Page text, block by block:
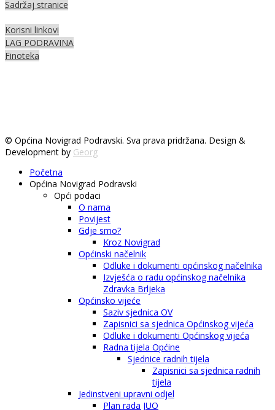
Sadržaj stranice
Korisni linkovi
LAG PODRAVINA
Finoteka
© Općina Novigrad Podravski. Sva prava pridržana. Design &
Development by Georg
Početna
Općina Novigrad Podravski
Opći podaci
O nama
Povijest
Gdje smo?
Kroz Novigrad
Općinski načelnik
Odluke i dokumenti općinskog načelnika
Izvješća o radu općinskog načelnika
Zdravka Brljeka
Općinsko vijeće
Saziv sjednica OV
Zapisnici sa sjednica Općinskog vijeća
Odluke i dokumenti Općinskog vijeća
Radna tijela Općine
Sjednice radnih tijela
Zapisnici sa sjednica radnih
tijela
Jedinstveni upravni odjel
Plan rada JUO